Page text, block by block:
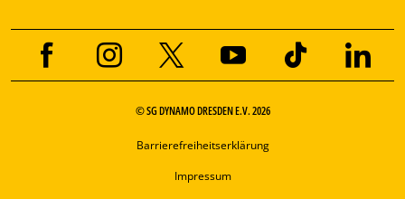
© SG DYNAMO DRESDEN E.V. 2026
Barrierefreiheitserklärung
Impressum